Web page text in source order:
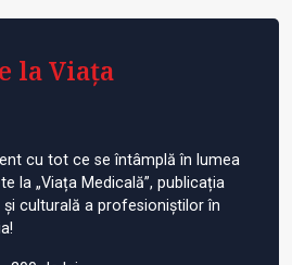
la Viața
cu tot ce se întâmplă în lumea
la „Viața Medicală”, publicația
culturală a profesioniștilor în